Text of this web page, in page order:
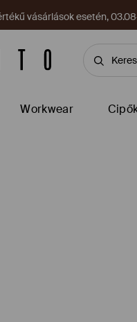
vásárlások esetén,
Workwear